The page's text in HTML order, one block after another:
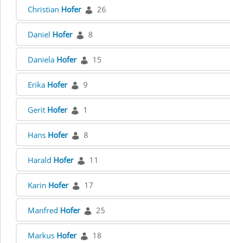
Christian Hofer 26
Daniel Hofer 8
Daniela Hofer 15
Erika Hofer 9
Gerit Hofer 1
Hans Hofer 8
Harald Hofer 11
Karin Hofer 17
Manfred Hofer 25
Markus Hofer 18